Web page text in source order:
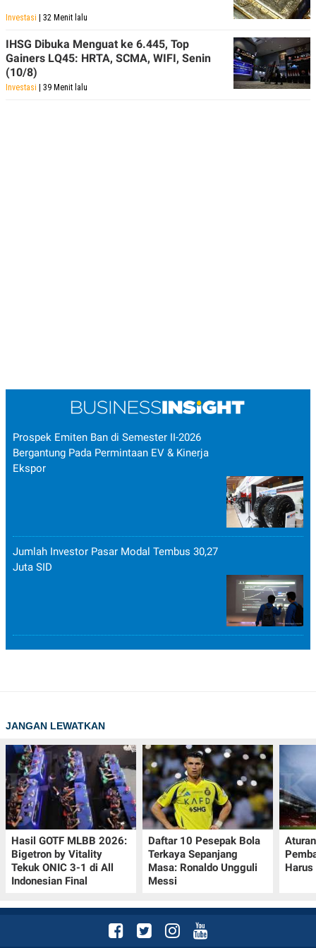
Investasi | 32 Menit lalu
IHSG Dibuka Menguat ke 6.445, Top
Gainers LQ45: HRTA, SCMA, WIFI, Senin
(10/8)
Investasi | 39 Menit lalu
Prospek Emiten Ban di Semester II-2026
Bergantung Pada Permintaan EV & Kinerja
Ekspor
Jumlah Investor Pasar Modal Tembus 30,27
Juta SID
JANGAN LEWATKAN
Hasil GOTF MLBB 2026:
Bigetron by Vitality
Tekuk ONIC 3-1 di All
Indonesian Final
Daftar 10 Pesepak Bola
Terkaya Sepanjang
Masa: Ronaldo Ungguli
Messi